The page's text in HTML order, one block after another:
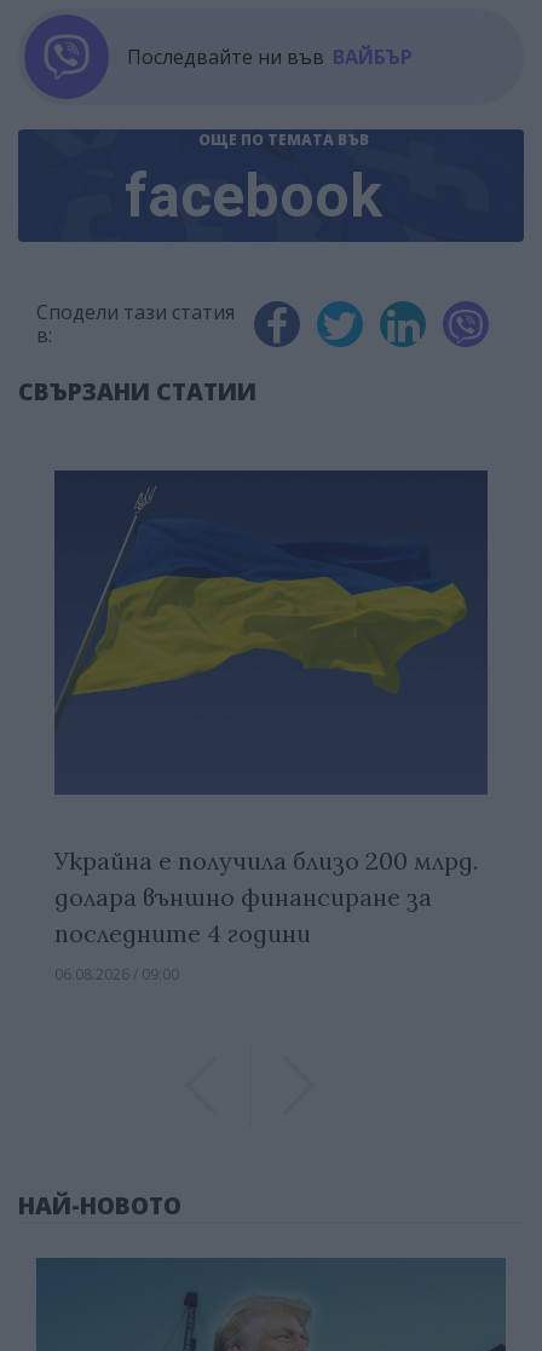
Последвайте ни във ВАЙБЪР
ОЩЕ ПО ТЕМАТА ВЪВ
facebook
Сподели тази статия
в:
СВЪРЗАНИ СТАТИИ
Украйна е получила близо 200 млрд.
долара външно финансиране за
последните 4 години
06.08.2026 / 09:00
НАЙ-НОВОТО